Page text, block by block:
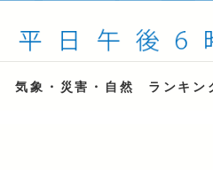
気象・災害・自然 ランキン